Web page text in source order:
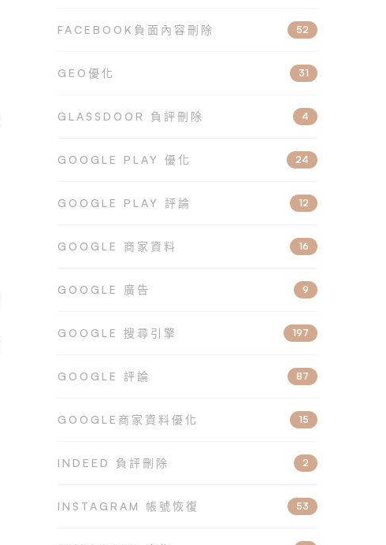
FACEBOOK負面內容刪除 52
GEO優化 31
GLASSDOOR 負評刪除 4
GOOGLE PLAY 優化 24
GOOGLE PLAY 評論 12
GOOGLE 商家資料 16
GOOGLE 廣告 9
GOOGLE 搜尋引擎 197
GOOGLE 評論 87
GOOGLE商家資料優化 15
INDEED 負評刪除 2
INSTAGRAM 帳號恢復 53